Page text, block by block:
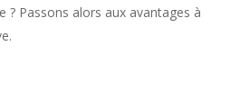
? Passons alors aux avantages à